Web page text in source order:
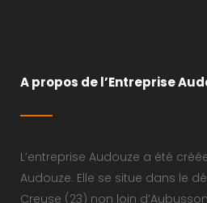
A propos de l’Entreprise
L’entreprise Audouze a été
Audouze. Elle se situe dans le
Creuse (23) non loin